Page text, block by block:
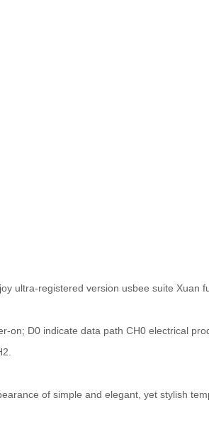
ultra-registered version usbee suite Xuan
on; D0 indicate data path CH0 electrical
of simple and elegant, yet stylish